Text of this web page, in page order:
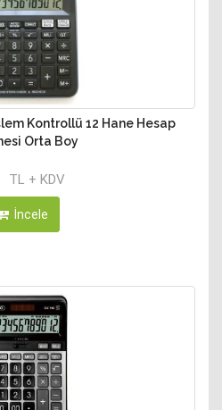
Kontrollü 12 Hane Hesap
Orta Boy
TL + KDV
İncele